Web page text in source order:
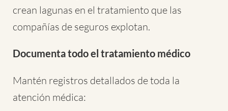
crean lagunas en el tratamiento que las
compañías de seguros explotan.
Documenta todo el tratamiento médico
Mantén registros detallados de toda la
atención médica: